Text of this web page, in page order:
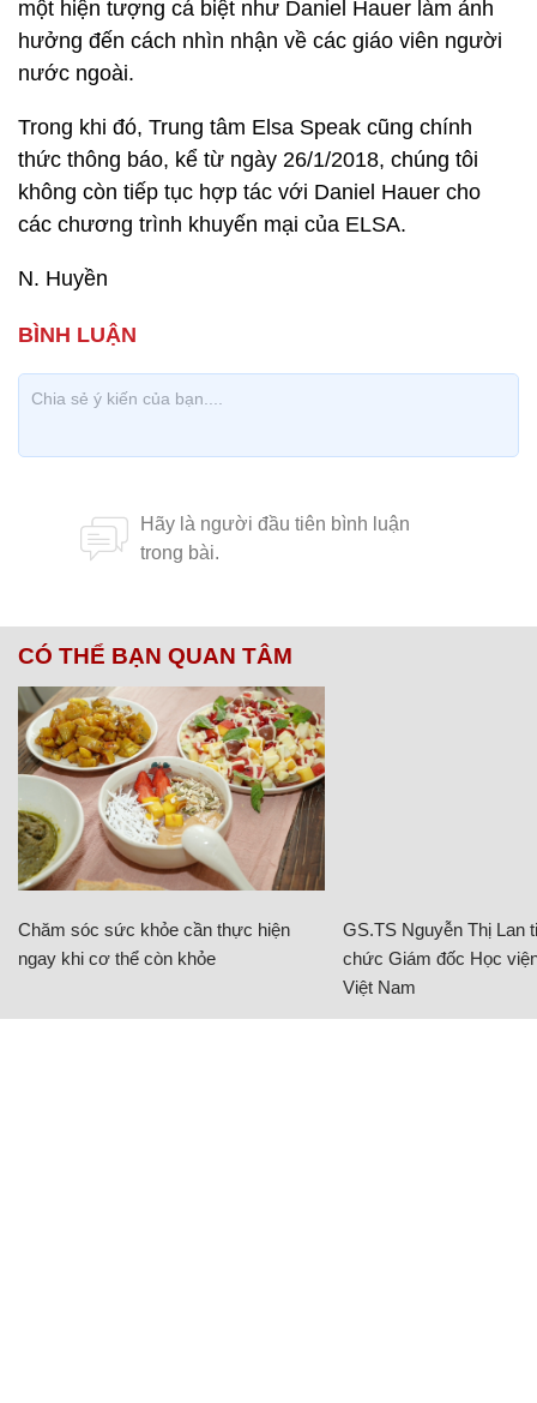
một hiện tượng cá biệt như Daniel Hauer làm ảnh
hưởng đến cách nhìn nhận về các giáo viên người
nước ngoài.
Trong khi đó, Trung tâm Elsa Speak cũng chính
thức thông báo, kể từ ngày 26/1/2018, chúng tôi
không còn tiếp tục hợp tác với Daniel Hauer cho
các chương trình khuyến mại của ELSA.
N. Huyền
CÓ THỂ BẠN QUAN TÂM
Chăm sóc sức khỏe cần thực hiện
ngay khi cơ thể còn khỏe
GS.TS Nguyễn Thị Lan
chức Giám đốc Học
Việt Nam